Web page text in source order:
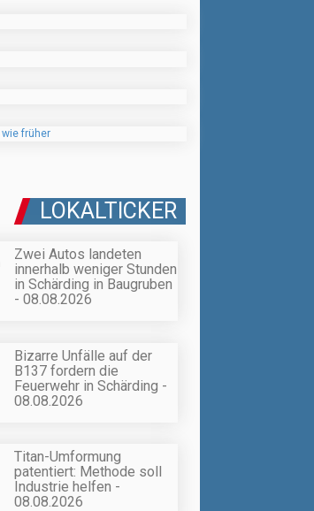
LOKALTICKER
Zwei Autos landeten
innerhalb weniger Stunden
in Schärding in Baugruben
- 08.08.2026
Bizarre Unfälle auf der
B137 fordern die
Feuerwehr in Schärding -
08.08.2026
Titan-Umformung
patentiert: Methode soll
Industrie helfen -
08.08.2026